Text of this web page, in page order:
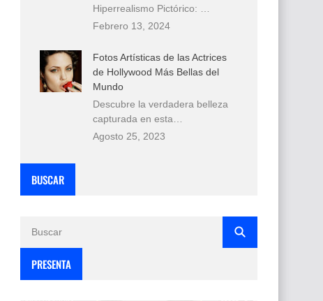
Hiperrealismo Pictórico: …
Febrero 13, 2024
Fotos Artísticas de las Actrices
de Hollywood Más Bellas del
Mundo
Descubre la verdadera belleza
capturada en esta…
Agosto 25, 2023
BUSCAR
PRESENTA